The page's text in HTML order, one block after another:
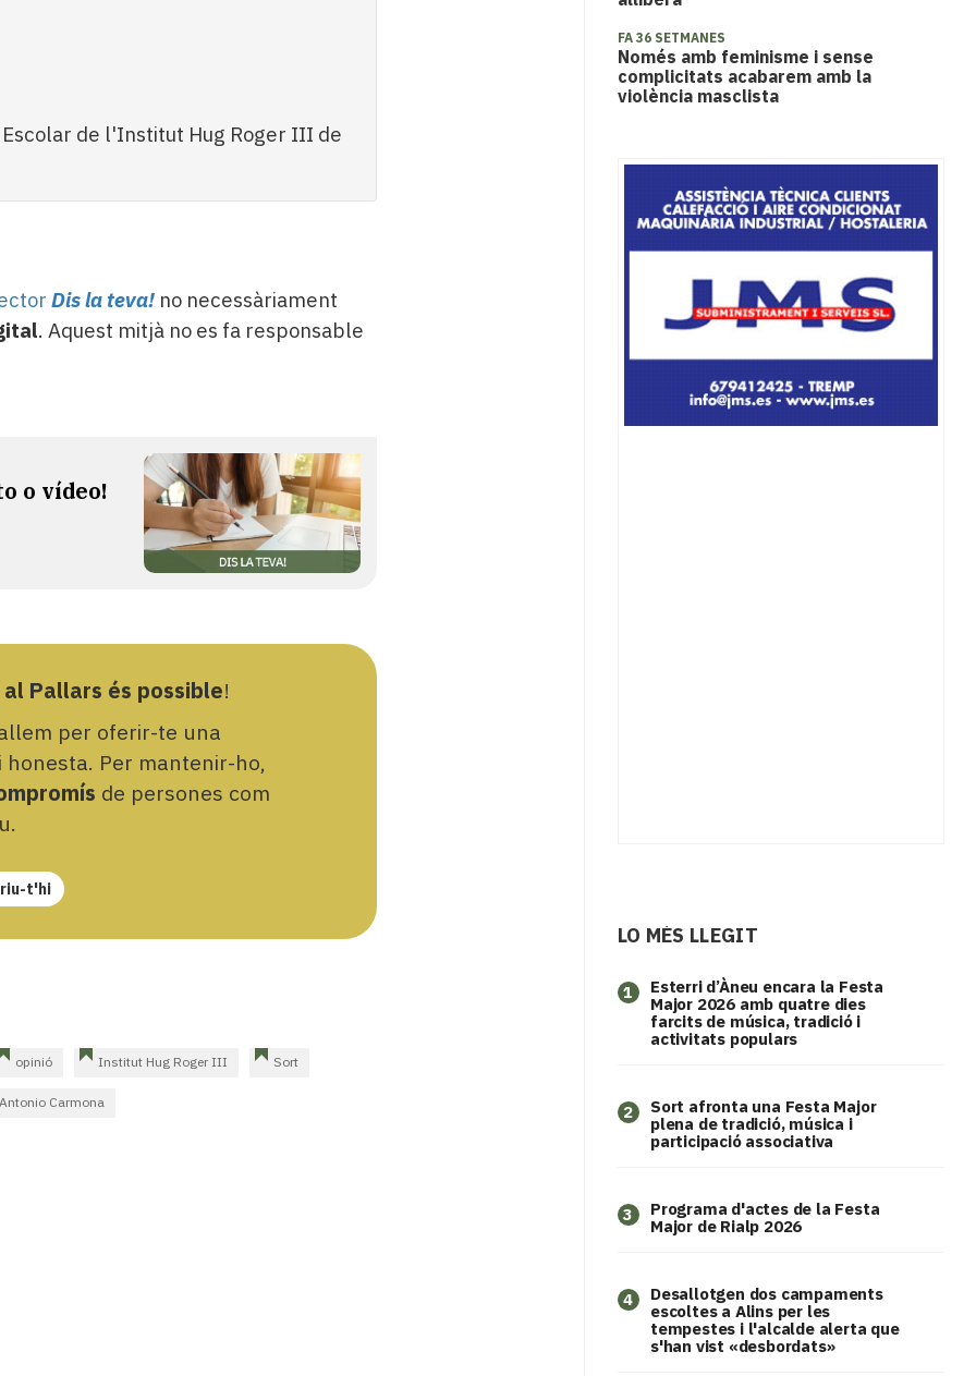
de l'Institut Hug Roger III de
Dis la teva!no necessàriament
. Aquest mitjà no es fa responsable
o vídeo!
Pallars és possible!
per oferir-te una
Per mantenir-ho,
de persones com
t'hi
opinió Institut Hug Roger III Sort
Antonio Carmona
FA 36 SETMANES
Només amb feminisme i sense
complicitats acabarem amb la
violència masclista
LO MÉS LLEGIT
1
Esterri d’Àneu encara la Festa
Major 2026 amb quatre dies
farcits de música, tradició i
activitats populars
2
Sort afronta una Festa Major
plena de tradició, música i
participació associativa
3
Programa d'actes de la Festa
Major de Rialp 2026
4
​Desallotgen dos campaments
escoltes a Alins per les
tempestes i l'alcalde alerta que
s'han vist «desbordats»